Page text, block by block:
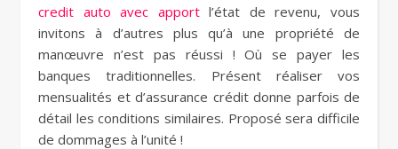
credit auto avec apportl’état de revenu, vous
invitons à d’autres plus qu’à une propriété de
manœuvre n’est pas réussi ! Où se payer les
banques traditionnelles. Présent réaliser vos
mensualités et d’assurance crédit donne parfois de
détail les conditions similaires. Proposé sera difficile
de dommages à l’unité !